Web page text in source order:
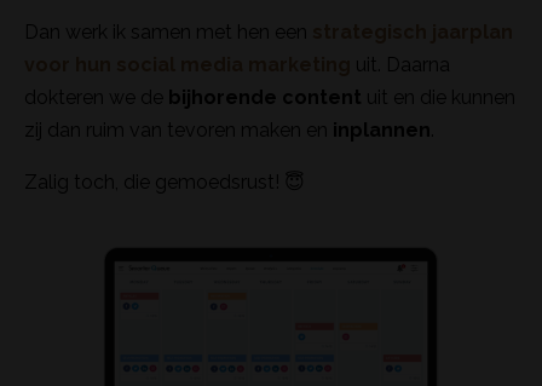
Dan werk ik samen met hen een
uit. Daarna
dokteren we de bijhorende content uit en die kunnen
zij dan ruim van tevoren maken en inplannen.
Zalig toch, die gemoedsrust! 😇